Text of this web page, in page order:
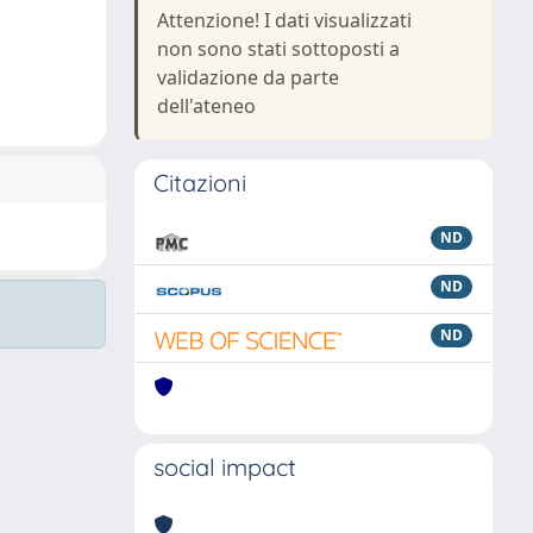
Attenzione! I dati visualizzati
non sono stati sottoposti a
validazione da parte
dell'ateneo
Citazioni
ND
ND
ND
social impact